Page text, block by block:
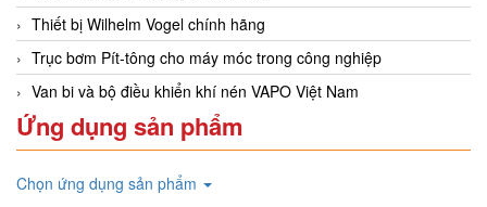
Thiết bị Wilhelm Vogel chính hãng
Trục bơm Pít-tông cho máy móc trong công nghiệp
Van bi và bộ điều khiển khí nén VAPO Việt Nam
Ứng dụng sản phẩm
Chọn ứng dụng sản phẩm